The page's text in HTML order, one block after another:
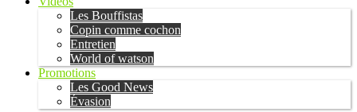
Les Bouffistas
Copin comme cochon
Entretien
World of watson
Promotions
Les Good News
Évasion